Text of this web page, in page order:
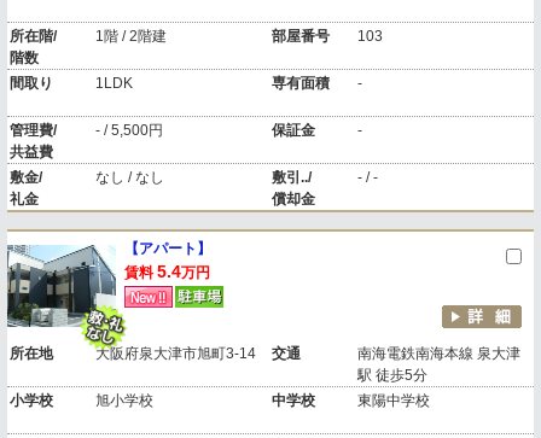
所在階/
階数
1階 / 2階建 部屋番号 103
間取り 1LDK 専有面積 -
管理費/
共益費
- / 5,500円 保証金 -
敷金/
礼金
なし / なし
敷引../
償却金
- / -
【アパート】
賃料 5.4万円
所在地 大阪府泉大津市旭町3-14 交通
南海電鉄南海本線 泉大津
駅 徒歩5分
小学校
旭小学校 中学校 東陽中学校